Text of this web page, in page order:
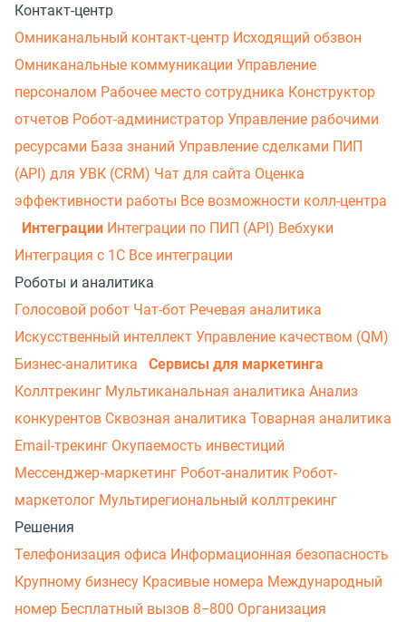
Контакт-центр
Омниканальный контакт-центр Исходящий обзвон
Омниканальные коммуникации Управление
персоналом Рабочее место сотрудника Конструктор
отчетов Робот-администратор Управление рабочими
ресурсами База знаний Управление сделками ПИП
(API) для УВК (CRM) Чат для сайта Оценка
эффективности работы Все возможности колл-центра
Интеграции Интеграции по ПИП (API) Вебхуки
Интеграция с 1С Все интеграции
Роботы и аналитика
Голосовой робот Чат-бот Речевая аналитика
Искусственный интеллект Управление качеством (QM)
Бизнес-аналитика
Сервисы для маркетинга
Коллтрекинг Мультиканальная аналитика Анализ
конкурентов Сквозная аналитика Товарная аналитика
Email-трекинг Окупаемость инвестиций
Мессенджер‑маркетинг Робот-аналитик Робот-
маркетолог Мультирегиональный коллтрекинг
Решения
Телефонизация офиса Информационная безопасность
Крупному бизнесу Красивые номера Международный
номер Бесплатный вызов 8−800 Организация